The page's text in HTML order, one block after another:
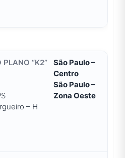
São Paulo –
Centro
– H
São Paulo –
Zona Oeste